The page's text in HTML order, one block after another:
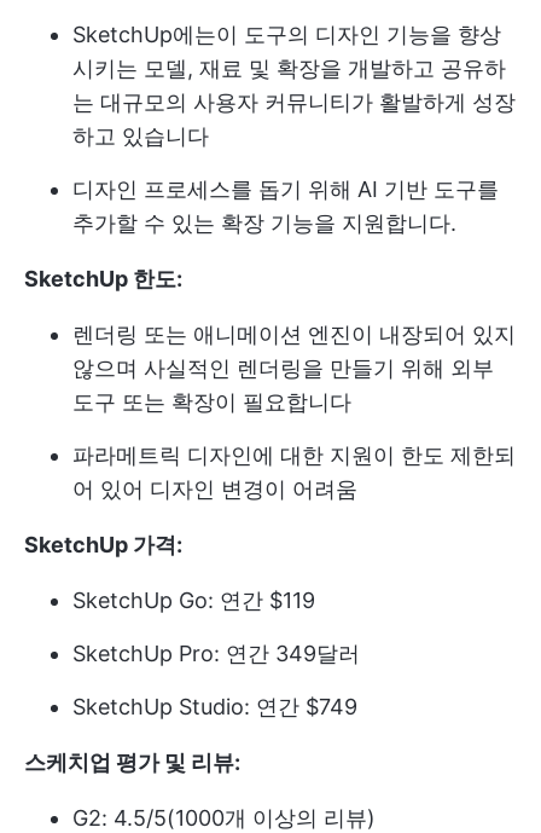
SketchUp에는이 도구의 디자인 기능을 향상
시키는 모델, 재료 및 확장을 개발하고 공유하
는 대규모의 사용자 커뮤니티가 활발하게 성장
하고 있습니다
디자인 프로세스를 돕기 위해 AI 기반 도구를
추가할 수 있는 확장 기능을 지원합니다.
SketchUp 한도:
렌더링 또는 애니메이션 엔진이 내장되어 있지
않으며 사실적인 렌더링을 만들기 위해 외부
도구 또는 확장이 필요합니다
파라메트릭 디자인에 대한 지원이 한도 제한되
어 있어 디자인 변경이 어려움
SketchUp 가격:
SketchUp Go: 연간 $119
SketchUp Pro: 연간 349달러
SketchUp Studio: 연간 $749
스케치업 평가 및 리뷰:
G2: 4.5/5(1000개 이상의 리뷰)